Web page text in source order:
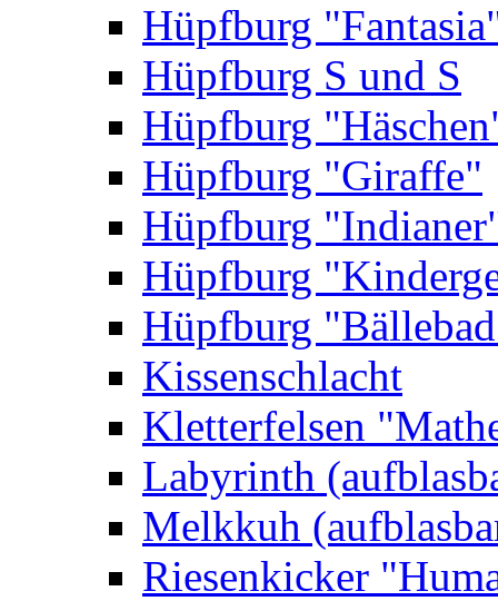
Hüpfburg
Hüpfburg S und S
Hüpfburg
Hüpfburg "Giraffe"
Hüpfburg
Hüpfburg
Hüpfburg
Kissenschlacht
Kletterfelsen
Labyrinth
Melkkuh
Riesenkicker